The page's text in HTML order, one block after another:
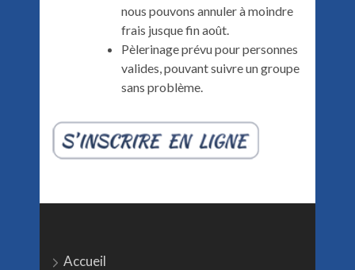
nous pouvons annuler à moindre
frais jusque fin août.
Pèlerinage prévu pour personnes
valides, pouvant suivre un groupe
sans problème.
Accueil